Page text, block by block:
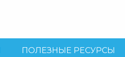
ПОЛЕЗНЫЕ РЕСУРСЫ